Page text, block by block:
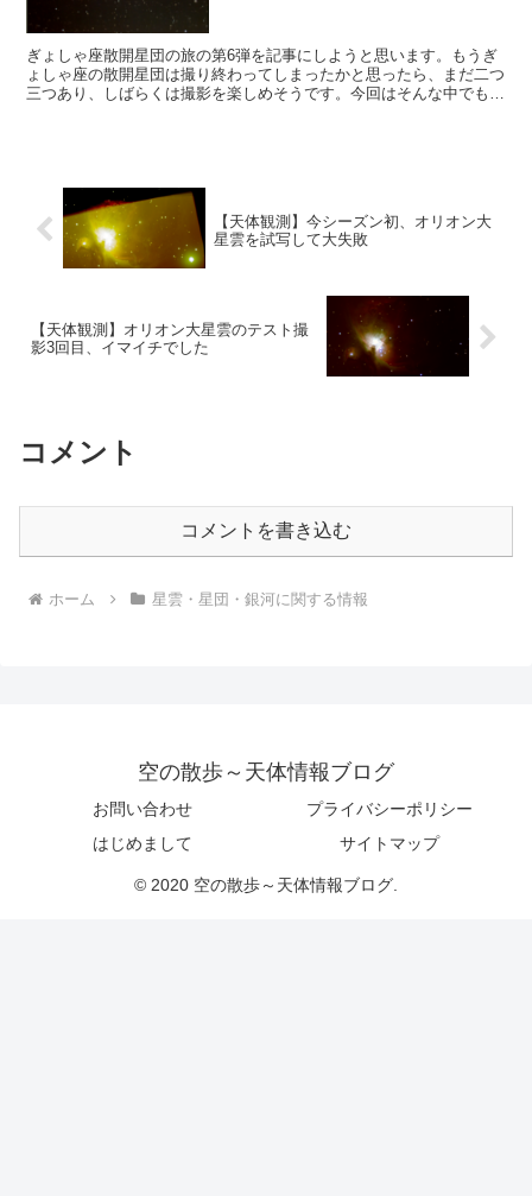
ぎょしゃ座散開星団の旅の第6弾を記事にしようと思います。もうぎ
ょしゃ座の散開星団は撮り終わってしまったかと思ったら、まだ二つ
三つあり、しばらくは撮影を楽しめそうです。今回はそんな中でも、
【天体観測】今シーズン初、オリオン大
星雲を試写して大失敗
【天体観測】オリオン大星雲のテスト撮
影3回目、イマイチでした
コメント
コメントを書き込む
ホーム 星雲・星団・銀河に関する情報
空の散歩～天体情報ブログ
お問い合わせ
プライバシーポリシー
はじめまして
サイトマップ
© 2020 空の散歩～天体情報ブログ.